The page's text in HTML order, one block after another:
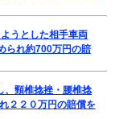
うとした相手車両
られ約700万円の賠
、頸椎捻挫・腰椎捻
２２０万円の賠償を